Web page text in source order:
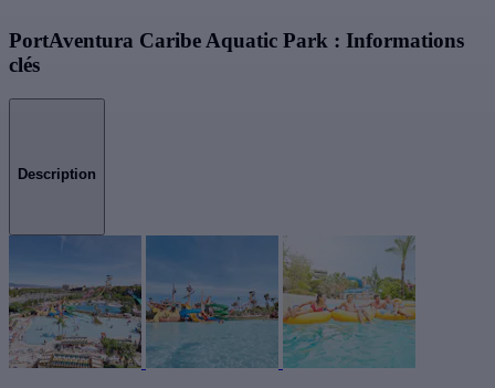
PortAventura Caribe Aquatic Park : Informations
clés
Description